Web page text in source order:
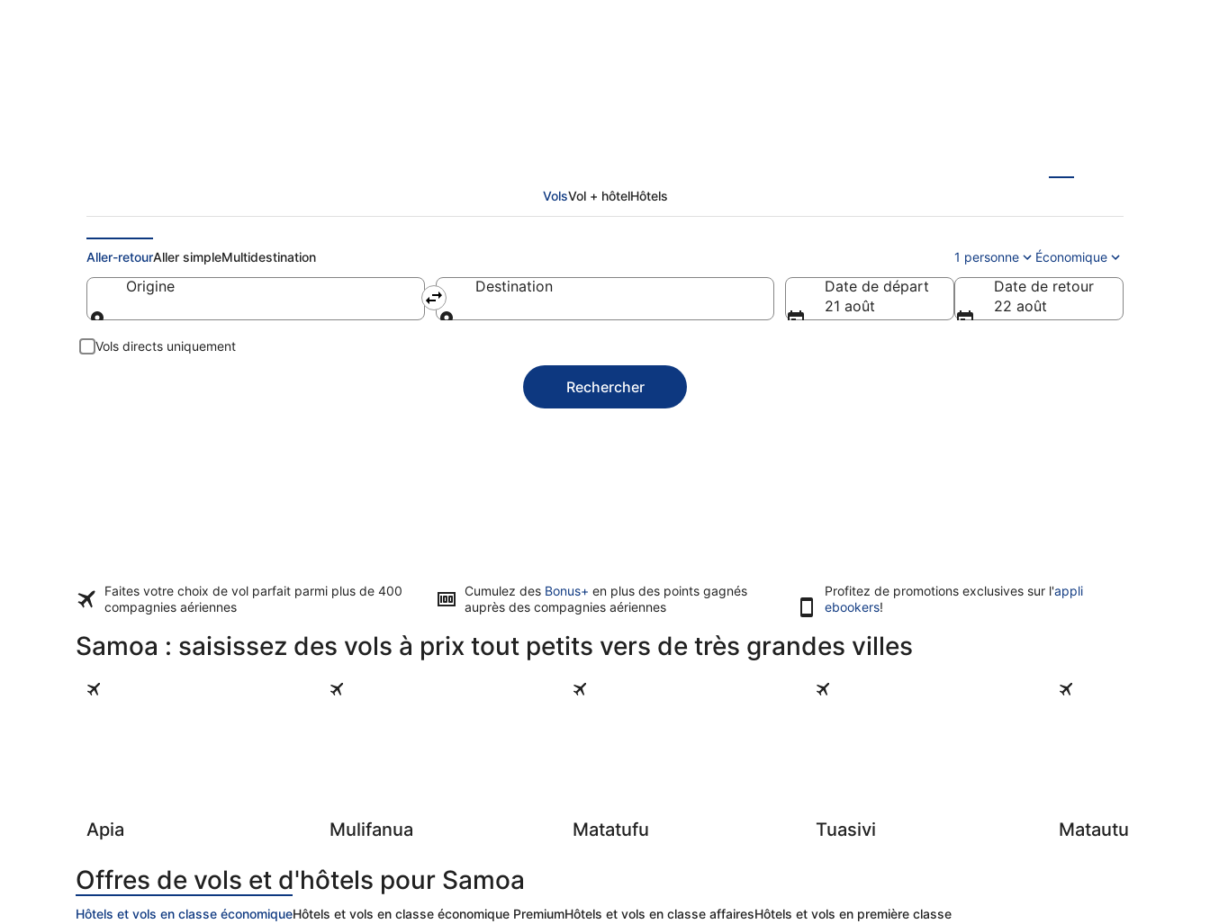
VolsVol + hôtelHôtels
Aller-retourAller simpleMultidestination 1 personne Économique
Origine Destination
Date de départ
21 août
Date de retour
22 août
Vols directs uniquement
Rechercher
Faites votre choix de vol parfait parmi plus de 400
compagnies aériennes
Cumulez des Bonus+ en plus des points gagnés
auprès des compagnies aériennes
Profitez de promotions exclusives sur l'appli
ebookers!
Samoa : saisissez des vols à prix tout petits vers de très grandes villes
Apia
Apia
Mulifanua
Mulifanua
Matatufu
Matatufu
Tuasivi
Tuasivi
Matautu
Matautu
Offres de vols et d'hôtels pour Samoa
Hôtels et vols en classe économiqueHôtels et vols en classe économique PremiumHôtels et vols en classe affairesHôtels et vols en première classe